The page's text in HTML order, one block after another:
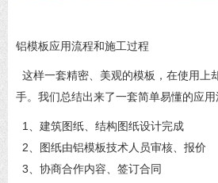
铝模板应用流程和施工过程
这样一套精密、美观的模板，在使用上
手。我们总结出来了一套简单易懂的应用
1、建筑图纸、结构图纸设计完成
2、图纸由铝模板技术人员审核、报价
3、协商合作内容、签订合同